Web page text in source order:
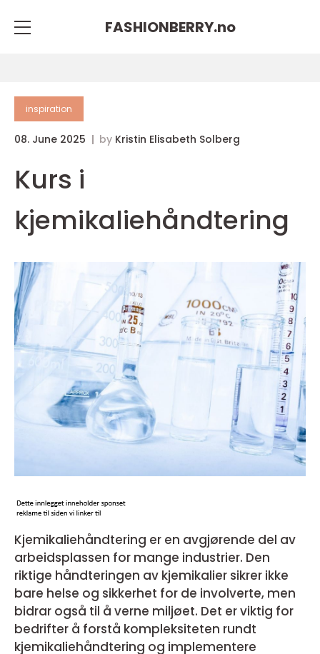
FASHIONBERRY.no
inspiration
08. June 2025 by Kristin Elisabeth Solberg
Kurs i
kjemikaliehåndtering
Kjemikaliehåndtering er en avgjørende del av
arbeidsplassen for mange industrier. Den
riktige håndteringen av kjemikalier sikrer ikke
bare helse og sikkerhet for de involverte, men
bidrar også til å verne miljøet. Det er viktig for
bedrifter å forstå kompleksiteten rundt
kjemikaliehåndtering og implementere